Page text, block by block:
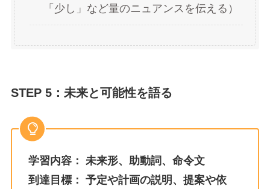
「少し」など量のニュアンスを伝える）
STEP 5：未来と可能性を語る
学習内容：
未来形、助動詞、命令文
到達目標： 予定や計画の説明、提案や依